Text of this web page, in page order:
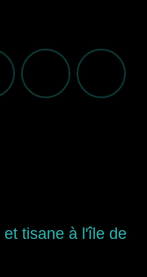
tisane à l'île de